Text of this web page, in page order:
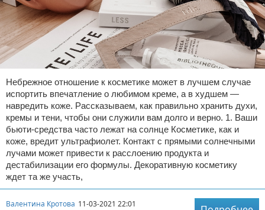
Небрежное отношение к косметике может в лучшем случае
испортить впечатление о любимом креме, а в худшем —
навредить коже. Рассказываем, как правильно хранить духи,
кремы и тени, чтобы они служили вам долго и верно. 1. Ваши
бьюти-средства часто лежат на солнце Косметике, как и
коже, вредит ультрафиолет. Контакт с прямыми солнечными
лучами может привести к расслоению продукта и
дестабилизации его формулы. Декоративную косметику
ждет та же участь,
Валентина Кротова 11-03-2021 22:01